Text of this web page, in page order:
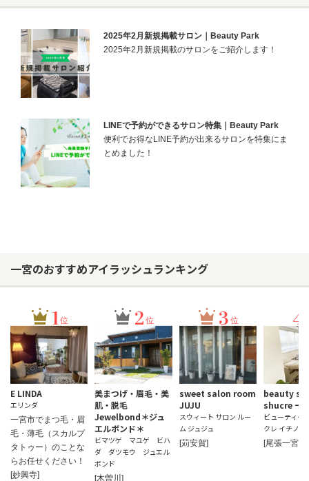
2025年2月新規掲載サロン｜Beauty Park
2025年2月新規掲載のサロンをご紹介します！
LINEで予約ができるサロン特集｜Beauty Park
便利でお得なLINE予約が出来るサロンを特集にま
とめました！
一宮のおすすめアイラッシュランキング
1位
E LINDA
エリンダ
一宮市でまつ毛・眉
毛・薄毛（スカルプ
タトゥー）のことな
らお任せください！
[妙興寺]
2 位
美まつげ・眉毛・美
肌・脱毛
Jewelbond＊ジュ
エルボンド＊
ビマツゲ マユゲ ビハ
ダ ダツモウ ジュエル
ボンド
[木曽川]
3 位
sweet salon room
JUJU
スウィート サロン ルー
ム ジュジュ
[苅安賀]
4
beauty
shucre 一
ビューティー
クレ イチノミ
[尾張一宮]